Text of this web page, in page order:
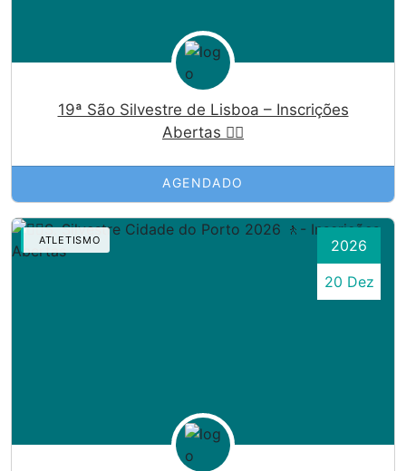
19ª São Silvestre de Lisboa – Inscrições
Abertas 🏃‍♀️
AGENDADO
ATLETISMO
2026
20 Dez